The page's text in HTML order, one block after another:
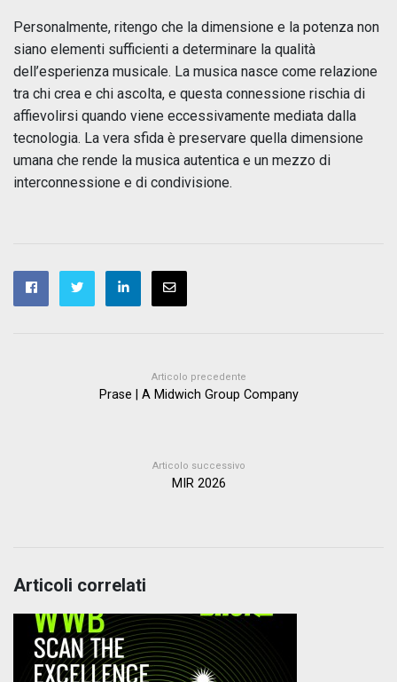
Personalmente, ritengo che la dimensione e la potenza non
siano elementi sufficienti a determinare la qualità
dell’esperienza musicale. La musica nasce come relazione
tra chi crea e chi ascolta, e questa connessione rischia di
affievolirsi quando viene eccessivamente mediata dalla
tecnologia. La vera sfida è preservare quella dimensione
umana che rende la musica autentica e un mezzo di
interconnessione e di condivisione.
Articolo precedente
Prase | A Midwich Group Company
Articolo successivo
MIR 2026
Articoli correlati